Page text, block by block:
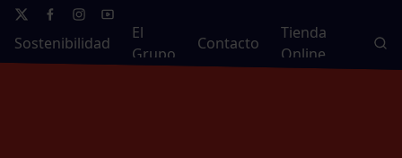
Sostenibilidad
El
Grupo
Contacto
Tienda
Online